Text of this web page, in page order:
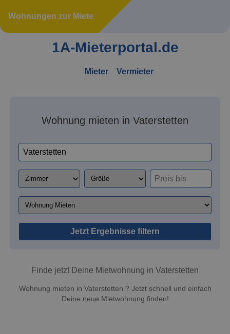
Wohnungen zur Miete
1A-Mieterportal.de
Mieter Vermieter
Wohnung mieten in Vaterstetten
Jetzt Ergebnisse filtern
Finde jetzt Deine Mietwohnung in Vaterstetten
Wohnung mieten in Vaterstetten ? Jetzt schnell und einfach
Deine neue Mietwohnung finden!